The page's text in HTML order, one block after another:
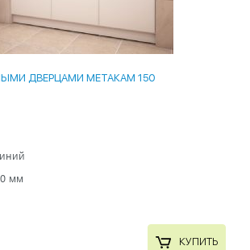
ДВЕРЦАМИ МЕТАКАМ 150
мм
КУПИТЬ